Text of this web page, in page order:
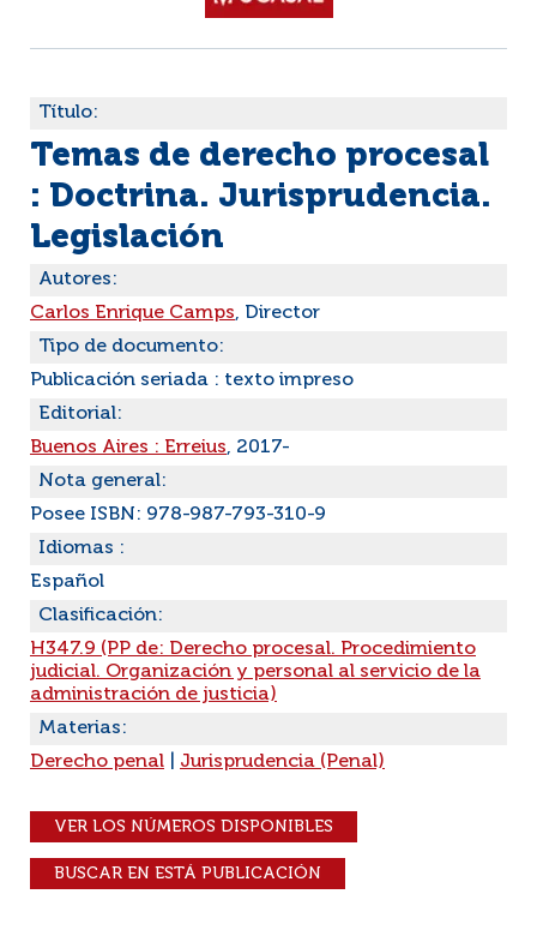
Título:
Temas de derecho procesal
: Doctrina. Jurisprudencia.
Legislación
Autores:
Carlos Enrique Camps, Director
Tipo de documento:
Publicación seriada : texto impreso
Editorial:
Buenos Aires : Erreius, 2017-
Nota general:
Posee ISBN: 978-987-793-310-9
Idiomas :
Español
Clasificación:
H347.9 (PP de: Derecho procesal. Procedimiento
judicial. Organización y personal al servicio de la
administración de justicia)
Materias:
Derecho penal
Jurisprudencia (Penal)
VER LOS NÚMEROS DISPONIBLES
BUSCAR EN ESTÁ PUBLICACIÓN